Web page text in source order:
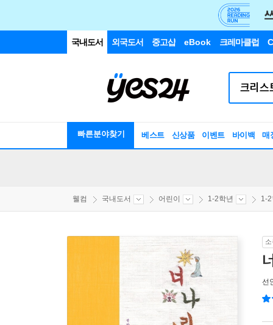
국내도서 외국도서 중고샵 eBook 크레마클럽
빠른분야찾기 베스트 신상품 이벤트 바이백 매
웰컴 국내도서 어린이 1-2학년 1-
선